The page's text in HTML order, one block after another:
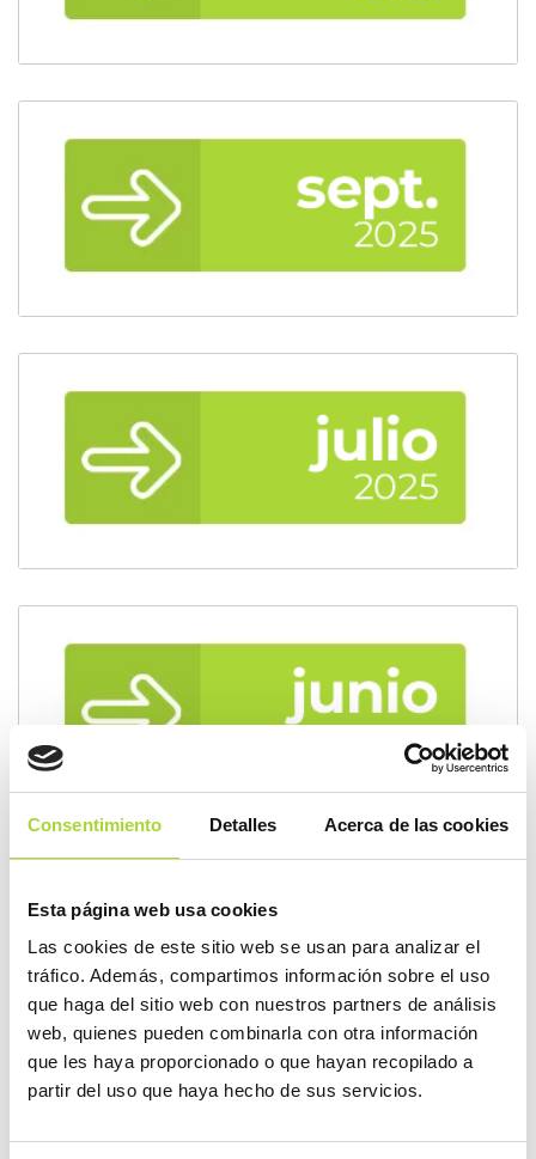
Consentimiento Detalles Acerca de las cookies
Esta página web usa cookies
Las cookies de este sitio web se usan para analizar el
tráfico. Además, compartimos información sobre el uso
que haga del sitio web con nuestros partners de análisis
web, quienes pueden combinarla con otra información
que les haya proporcionado o que hayan recopilado a
partir del uso que haya hecho de sus servicios.